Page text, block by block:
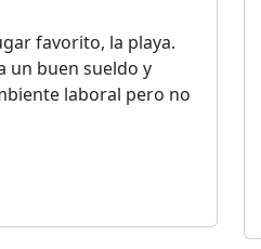
favorito, la playa.
un buen sueldo y
laboral pero no